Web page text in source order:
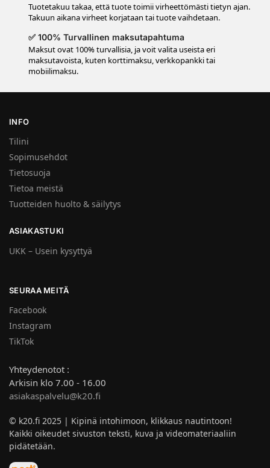
Tuotetakuu takaa, että tuote toimii virheettömästi tietyn ajan.
Takuun aikana virheet korjataan tai tuote vaihdetaan.
✅ 100% Turvallinen maksutapahtuma
Maksut ovat 100% turvallisia, ja voit valita useista eri
maksutavoista, kuten korttimaksu, verkkopankki tai
mobiilimaksu.
INFO
Tilini
Sopimusehdot
Tietosuoja
Tietoa meistä
Tuotteiden huolto & säilytys
ASIAKASTUKI
UKK – Usein kysyttyä
SEURAA MEITÄ
Facebook
Instagram
TikTok
Yhteydenotot :
Arkisin klo 7.00 - 16.00
asiakaspalvelu@k20.fi
© k20.fi 2025 | Kipinä intohimoon, klikkaus nautintoon!
Kaikki oikeudet sivuston teksti, kuva ja videomateriaaliin
pidätetään.